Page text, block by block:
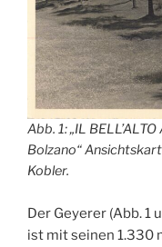
Abb. 1: „IL
Bolzano“
Kobler.
Der Geyerer (Abb. 1
ist mit seinen 1.330